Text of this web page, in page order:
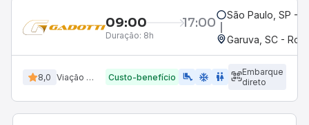
09:00 17:00
Duração: 8h
São Paulo, SP -
Garuva, SC -
8,0 Viação Gadotti Custo-benefício airline_seat_legroom_extra ac_unit WC
Embarque
direto